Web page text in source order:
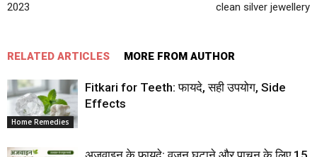
2023
clean silver jewellery
RELATED ARTICLES MORE FROM AUTHOR
Home Remedies
Fitkari for Teeth: फायदे, सही उपयोग, Side
Effects